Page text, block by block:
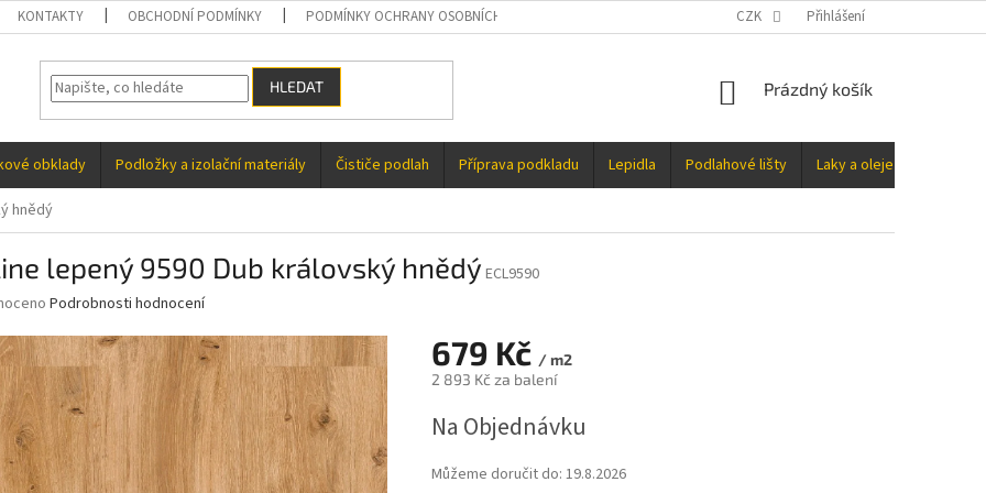
KONTAKTY OBCHODNÍ PODMÍNKY PODMÍNKY OCHRANY OSOBNÍCH ÚDAJŮ CZK Přihlášení
HLEDAT
NÁKUPNÍ
Prázdný košík
obklady Podložky a izolační materiály Čističe podlah Příprava podkladu Lepidla Podlahové lišty Laky a oleje
hnědý
lepený 9590 Dub královský hnědý ECL9590
Podrobnosti hodnocení
679 Kč / m2
2 893 Kč za balení
cena:
Na Objednávku
Můžeme doručit do: 19.8.2026